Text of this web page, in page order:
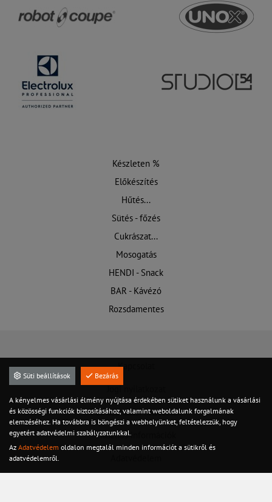
Készleten %
Előkészítés
Hűtés...
Sütés - főzés
Cukrászat...
Mosogatás
HENDI - Snack
BAR - Kávézó
Rozsdamentes
Kapcsolat
Felhasználási feltételek
Hasznos információk
Süti beállítások Bezárás
A kényelmes vásárlási élmény nyújtása érdekében sütiket használunk a vásárlási
és közösségi funkciók biztosításához, valamint weboldalunk forgalmának
elemzéséhez. Ha továbbra is böngészi a webhelyünket, feltételezzük, hogy
egyetért adatvédelmi szabályzatunkkal.
Az Adatvédelem oldalon megtalál minden információt a sütikről és
adatvédelemről.